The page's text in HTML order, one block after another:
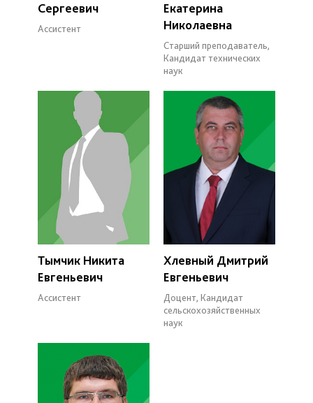
Сергеевич
Ассистент
Екатерина
Николаевна
Старший преподаватель,
Кандидат технических
наук
Тымчик Никита
Евгеньевич
Ассистент
Хлевный Дмитрий
Евгеньевич
Доцент, Кандидат
сельскохозяйственных
наук